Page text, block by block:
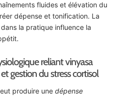
fluides et élévation du
dépense et tonification. La
la pratique influence la
reliant vinyasa
gestion du stress cortisol
produire une dépense